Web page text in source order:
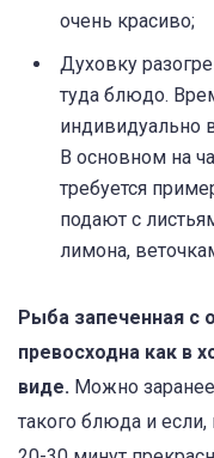
очень красиво;
Духовку
туда блюдо.
индивидуально
В основном на
требуется
подают с
лимона,
Рыба запеченная с
превосходна как в
виде. Можно
такого блюда и если,